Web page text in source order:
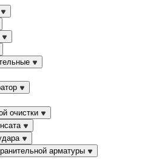
очистки
арматуры